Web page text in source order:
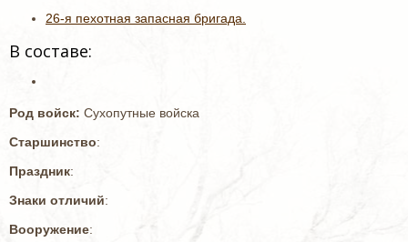
26-я пехотная запасная бригада.
В составе:
Род войск: Сухопутные войска
Старшинство:
Праздник:
Знаки отличий:
Вооружение: